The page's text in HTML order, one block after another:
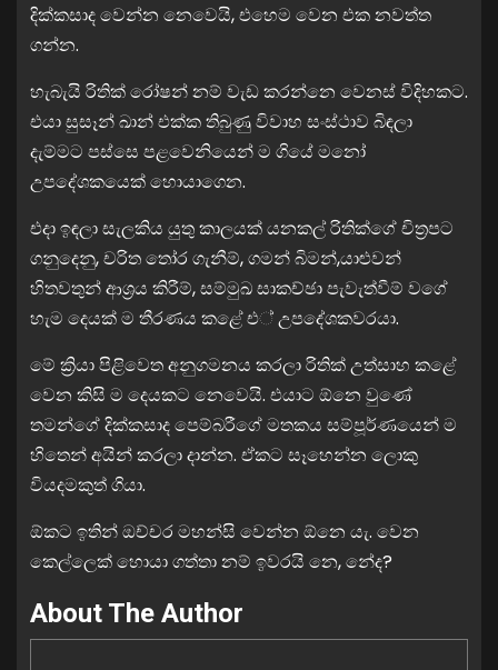
දික්කසාද වෙන්න නෙවෙයි, එහෙම වෙන එක නවත්ත
ගන්න.
හැබැයි රිතික් රෝෂන් නම් වැඩ කරන්නෙ වෙනස් විදිහකට.
එයා සුසෑන් ඛාන් එක්ක තිබුණු විවාහ සංස්ථාව බිඳලා
දැම්මට පස්සෙ පළවෙනියෙන් ම ගියේ මනෝ
උපදේශකයෙක් හොයාගෙන.
එදා ඉඳලා සැලකිය යුතු කාලයක් යනකල් රිතික්ගේ චිත්‍රපට
ගනුදෙනු, චරිත තෝර ගැනීම්, ගමන් බිමන්,යාළුවන්
හිතවතුන් ආශ්‍රය කිරීම්, සම්මුඛ සාකච්ඡා පැවැත්වීම් වගේ
හැම දෙයක් ම තීරණය කළේ එ් උපදේශකවරයා.
මේ ක්‍රියා පිළිවෙත අනුගමනය කරලා රිතික් උත්සාහ කළේ
වෙන කිසි ම දෙයකට නෙවෙයි. එයාට ඕනෙ වුණේ
තමන්ගේ දික්කසාද පෙම්බරීගේ මතකය සම්පූර්ණයෙන් ම
හිතෙන් අයින් කරලා දාන්න. ඒකට සෑහෙන්න ලොකු
වියදමකුත් ගියා.
ඕකට ඉතින් ඔච්චර මහන්සි වෙන්න ඕනෙ යැ. වෙන
කෙල්ලෙක් හොයා ගත්තා නම් ඉවරයි නෙ, නේද?
About The Author